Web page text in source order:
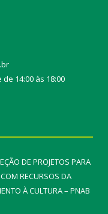
14:00 às 18:00
DE PROJETOS PARA
RECURSOS DA
À CULTURA – PNAB